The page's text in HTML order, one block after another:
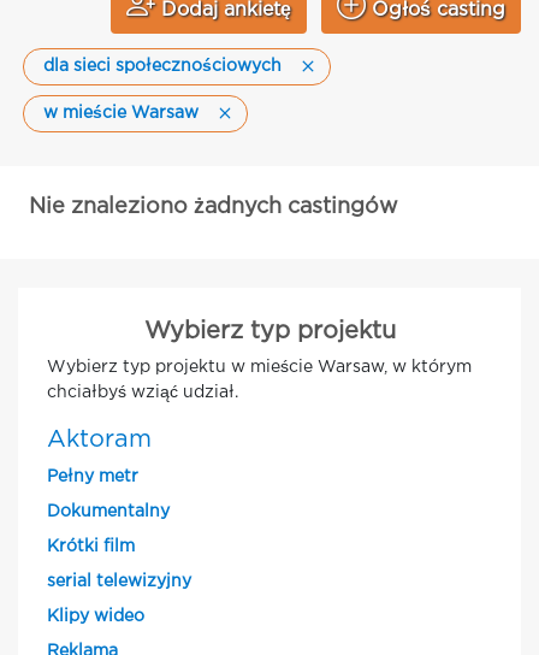
Dodaj ankietę Ogłoś casting
dla sieci społecznościowych
w mieście Warsaw
Nie znaleziono żadnych castingów
Wybierz typ projektu
Wybierz typ projektu w mieście Warsaw, w którym
chciałbyś wziąć udział.
Aktoram
Pełny metr
Dokumentalny
Krótki film
serial telewizyjny
Klipy wideo
Reklama